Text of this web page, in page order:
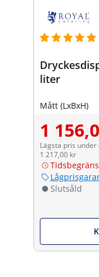
liter
Mått (LxBxH)
1
Lägsta pris
1 217,00 kr
Slutsåld